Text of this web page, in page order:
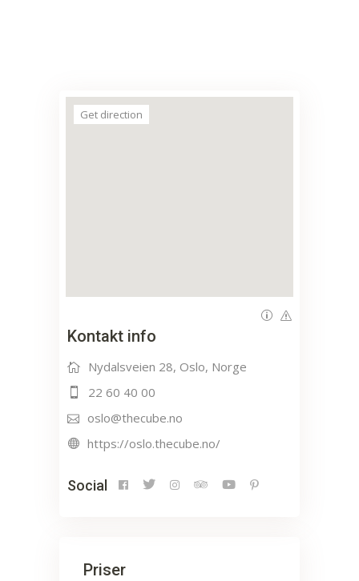
Get direction
Kontakt info
Nydalsveien 28, Oslo, Norge
22 60 40 00
oslo@thecube.no
https://oslo.thecube.no/
Social
Priser